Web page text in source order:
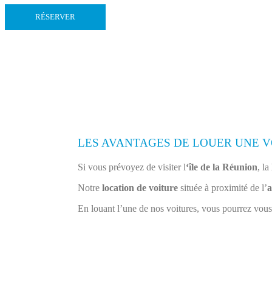
RÉSERVER
LES AVANTAGES DE LOUER UNE
Si vous prévoyez de visiter l‘île de la Réunion, la
Notre location de voituresituée à proximité de l’
En louant l’une de nos voitures, vous pourrez